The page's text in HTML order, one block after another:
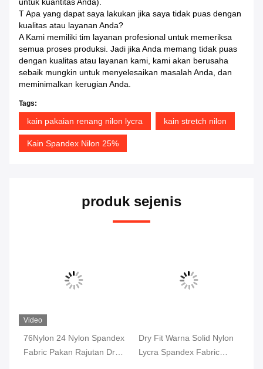
T Apa yang dapat saya lakukan jika saya tidak puas dengan
kualitas atau layanan Anda?
A Kami memiliki tim layanan profesional untuk memeriksa
semua proses produksi. Jadi jika Anda memang tidak puas
dengan kualitas atau layanan kami, kami akan berusaha
sebaik mungkin untuk menyelesaikan masalah Anda, dan
meminimalkan kerugian Anda.
Tags:
kain pakaian renang nilon lycra kain stretch nilon
Kain Spandex Nilon 25%
produk sejenis
Video
76Nylon 24 Nylon Spandex
Fabric Pakan Rajutan Dri
Dry Fit Warna Solid Nylon
Lycra Spandex Fabric